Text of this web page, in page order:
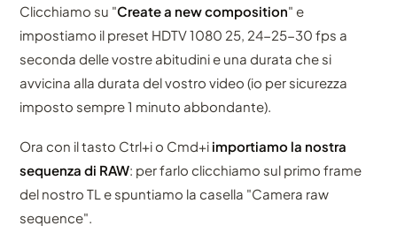
Clicchiamo su "Create a new composition" e
impostiamo il preset HDTV 1080 25, 24-25-30 fps a
seconda delle vostre abitudini e una durata che si
avvicina alla durata del vostro video (io per sicurezza
imposto sempre 1 minuto abbondante).
Ora con il tasto Ctrl+i o Cmd+i importiamo la nostra
sequenza di RAW: per farlo clicchiamo sul primo frame
del nostro TL e spuntiamo la casella "Camera raw
sequence".